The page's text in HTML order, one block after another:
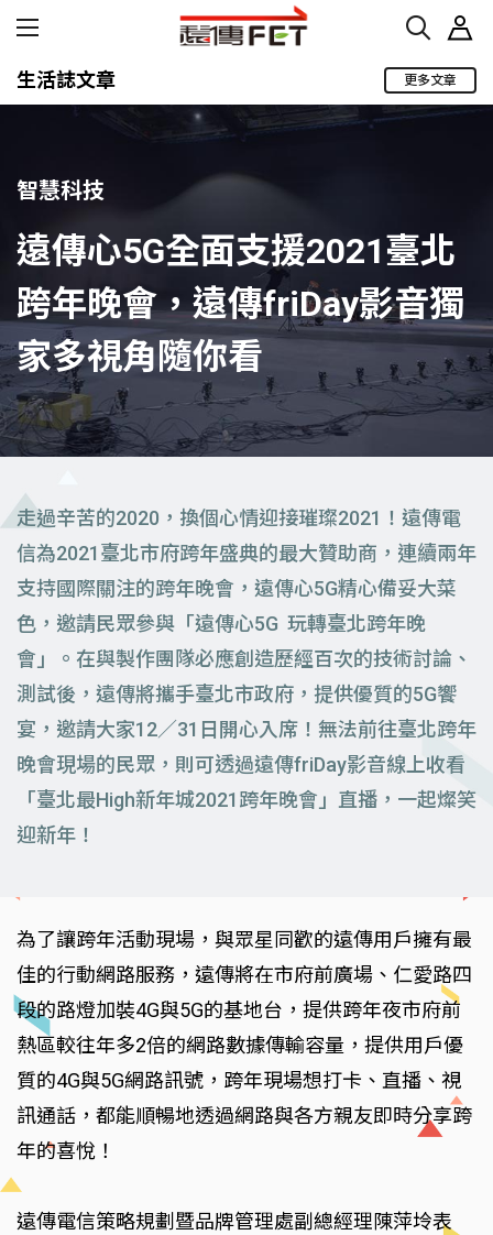
生活誌文章 更多文章
智慧科技
遠傳心5G全面支援2021臺北
跨年晚會，遠傳friDay影音獨
家多視角隨你看
走過辛苦的2020，換個心情迎接璀璨2021！遠傳電
信為2021臺北市府跨年盛典的最大贊助商，連續兩年
支持國際關注的跨年晚會，遠傳心5G精心備妥大菜
色，邀請民眾參與「遠傳心5G 玩轉臺北跨年晚
會」。在與製作團隊必應創造歷經百次的技術討論、
測試後，遠傳將攜手臺北市政府，提供優質的5G饗
宴，邀請大家12∕31日開心入席！無法前往臺北跨年
晚會現場的民眾，則可透過遠傳friDay影音線上收看
「臺北最High新年城2021跨年晚會」直播，一起燦笑
迎新年！
為了讓跨年活動現場，與眾星同歡的遠傳用戶擁有最
佳的行動網路服務，遠傳將在市府前廣場、仁愛路四
段的路燈加裝4G與5G的基地台，提供跨年夜市府前
熱區較往年多2倍的網路數據傳輸容量，提供用戶優
質的4G與5G網路訊號，跨年現場想打卡、直播、視
訊通話，都能順暢地透過網路與各方親友即時分享跨
年的喜悅！
遠傳電信策略規劃暨品牌管理處副總經理陳萍坽表